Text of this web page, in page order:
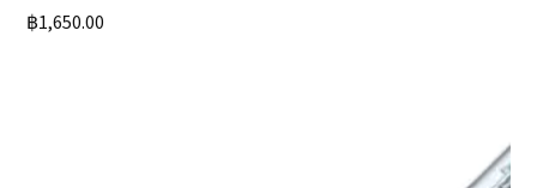
฿1,650.00